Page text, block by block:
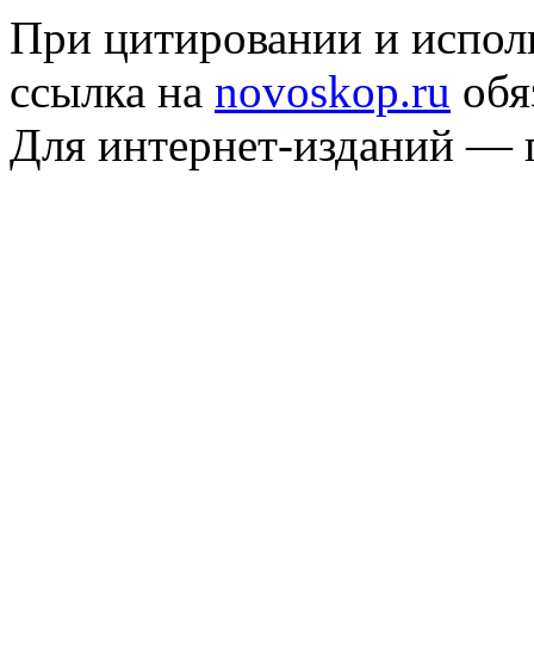
При цитировании и
ссылка на novoskop.ru
Для интернет-изданий —